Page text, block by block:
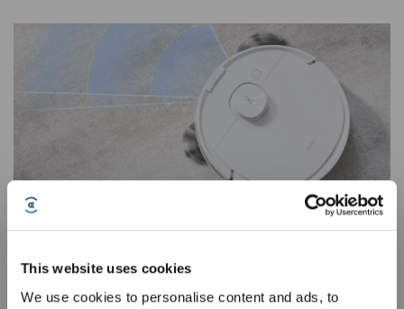
This website uses cookies
We use cookies to personalise content and ads, to
5 raisons pour lesquelles tu devrais acheter un robot aspirateur